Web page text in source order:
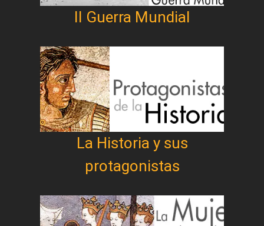
II Guerra Mundial
La Historia y sus
protagonistas